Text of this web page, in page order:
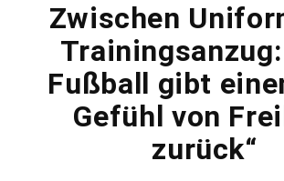
Zwischen
Trainingsanzug:
Fußball gibt
Gefühl von
zurück“